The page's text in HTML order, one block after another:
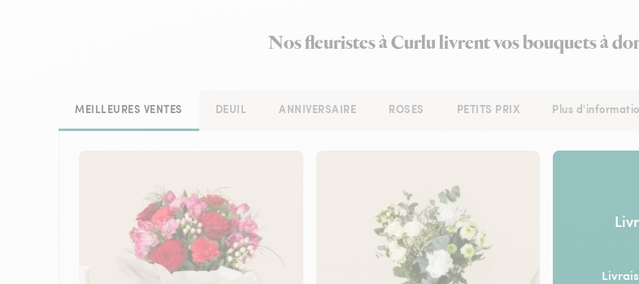
Nos fleuristes à Curlu livrent vos bouquets à
MEILLEURES VENTES DEUIL ANNIVERSAIRE ROSES PETITS PRIX Plus